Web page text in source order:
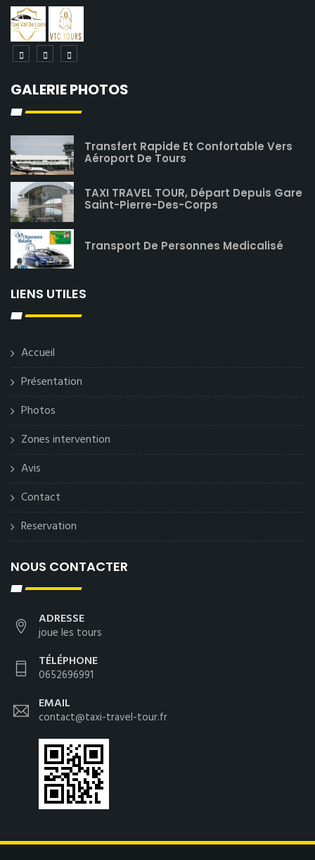
GALERIE PHOTOS
Transfert Rapide Et Confortable Vers
Aéroport De Tours
TAXI TRAVEL TOUR, Départ Depuis Gare
Saint-Pierre-Des-Corps
Transport De Personnes Medicalisé
LIENS UTILES
Accueil
Présentation
Photos
Zones intervention
Avis
Contact
Reservation
NOUS CONTACTER
ADRESSE
joue les tours
TÉLÉPHONE
0652696991
EMAIL
contact@taxi-travel-tour.fr